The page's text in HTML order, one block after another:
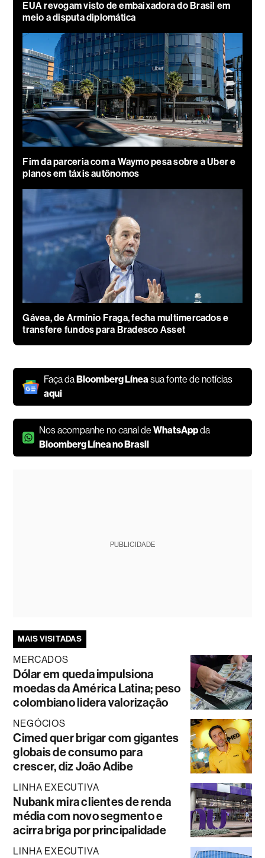
EUA revogam visto de embaixadora do Brasil em
meio a disputa diplomática
Fim da parceria com a Waymo pesa sobre a Uber e
planos em táxis autônomos
Gávea, de Armínio Fraga, fecha multimercados e
transfere fundos para Bradesco Asset
Faça da Bloomberg Líneasua fonte de notícias
aqui
Nos acompanhe no canal deWhatsAppda
Bloomberg Línea no Brasil
PUBLICIDADE
MAIS VISITADAS
MERCADOS
Dólar em queda impulsiona
moedas da América Latina; peso
colombiano lidera valorização
NEGÓCIOS
Cimed quer brigar com gigantes
globais de consumo para
crescer, diz João Adibe
LINHA EXECUTIVA
Nubank mira clientes de renda
média com novo segmento e
acirra briga por principalidade
LINHA EXECUTIVA